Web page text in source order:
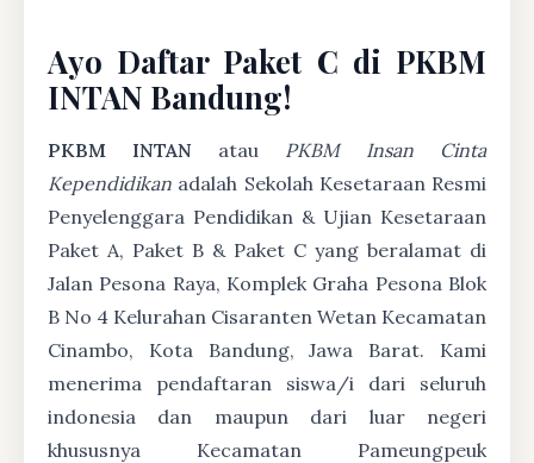
Ayo Daftar Paket C di PKBM
INTAN Bandung!
PKBM INTAN atau PKBM Insan Cinta
Kependidikan adalah Sekolah Kesetaraan Resmi
Penyelenggara Pendidikan & Ujian Kesetaraan
Paket A, Paket B & Paket C yang beralamat di
Jalan Pesona Raya, Komplek Graha Pesona Blok
B No 4 Kelurahan Cisaranten Wetan Kecamatan
Cinambo, Kota Bandung, Jawa Barat. Kami
menerima pendaftaran siswa/i dari seluruh
indonesia dan maupun dari luar negeri
khususnya Kecamatan Pameungpeuk